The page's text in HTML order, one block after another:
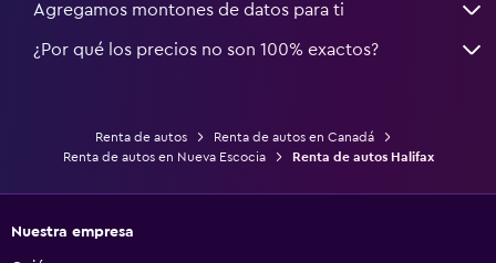
Agregamos montones de datos para ti
¿Por qué los precios no son 100% exactos?
Renta de autos
Renta de autos en Canadá
Renta de autos en Nueva Escocia
Renta de autos Halifax
Nuestra empresa